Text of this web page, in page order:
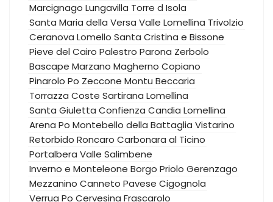
Marcignago Lungavilla Torre d Isola
Santa Maria della Versa Valle Lomellina Trivolzio
Ceranova Lomello Santa Cristina e Bissone
Pieve del Cairo Palestro Parona Zerbolo
Bascape Marzano Magherno Copiano
Pinarolo Po Zeccone Montu Beccaria
Torrazza Coste Sartirana Lomellina
Santa Giuletta Confienza Candia Lomellina
Arena Po Montebello della Battaglia Vistarino
Retorbido Roncaro Carbonara al Ticino
Portalbera Valle Salimbene
Inverno e Monteleone Borgo Priolo Gerenzago
Mezzanino Canneto Pavese Cigognola
Verrua Po Cervesina Frascarolo